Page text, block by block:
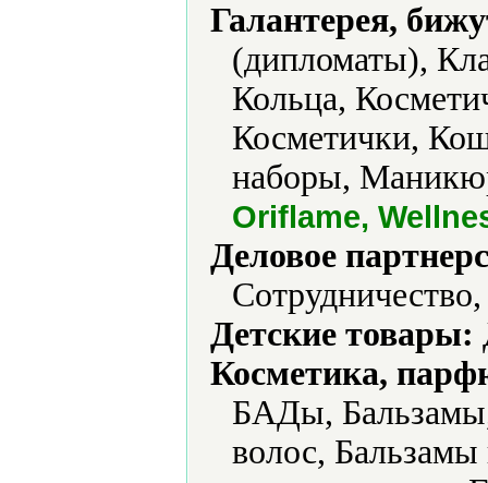
Галантерея,
(дипломаты),
Кольца,
Косметички,
наборы,
Oriflame,
Деловое
Детские товары:
Косметика,
БАДы,
волос, Бальзамы